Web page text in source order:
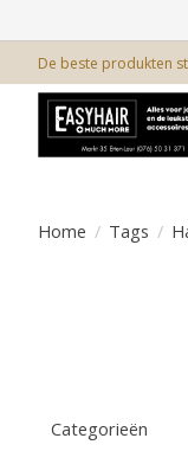
De beste produkten
Home / Tags /
Categorieën